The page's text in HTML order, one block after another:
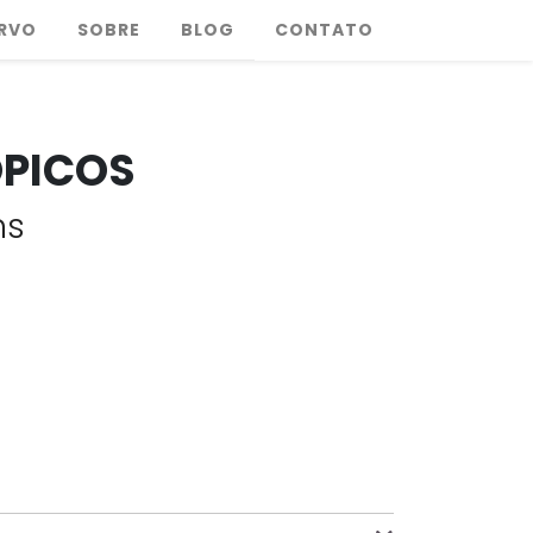
SOBRE BLOG CONTATO